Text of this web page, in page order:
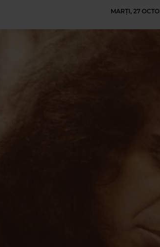
MARȚI, 27